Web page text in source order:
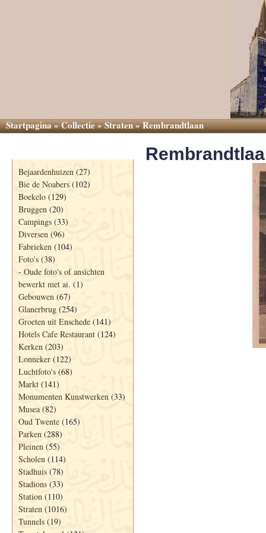
Startpagina»Collectie»Straten»Rembrandtlaan
Bejaardenhuizen (27)
Bie de Noabers (102)
Boekelo (129)
Bruggen (20)
Campings (33)
Diversen (96)
Fabrieken (104)
Foto's (38)
- Oude foto's of ansichten
bewerkt met ai. (1)
Gebouwen (67)
Glanerbrug (254)
Groeten uit Enschede (141)
Hotels Cafe Restaurant (124)
Kerken (203)
Lonneker (122)
Luchtfoto's (68)
Markt (141)
Monumenten Kunstwerken (33)
Musea (82)
Oud Twente (165)
Parken (288)
Pleinen (55)
Scholen (114)
Stadhuis (78)
Stadions (33)
Station (110)
Straten (1016)
Tunnels (19)